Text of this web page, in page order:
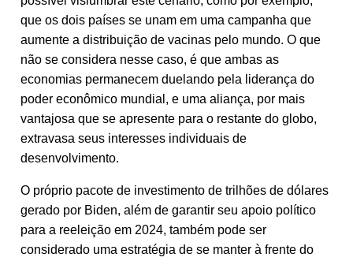
que os dois países se unam em uma campanha que
aumente a distribuição de vacinas pelo mundo. O que
não se considera nesse caso, é que ambas as
economias permanecem duelando pela liderança do
poder econômico mundial, e uma aliança, por mais
vantajosa que se apresente para o restante do globo,
extravasa seus interesses individuais de
desenvolvimento.
O próprio pacote de investimento de trilhões de dólares
gerado por Biden, além de garantir seu apoio político
para a reeleição em 2024, também pode ser
considerado uma estratégia de se manter à frente do